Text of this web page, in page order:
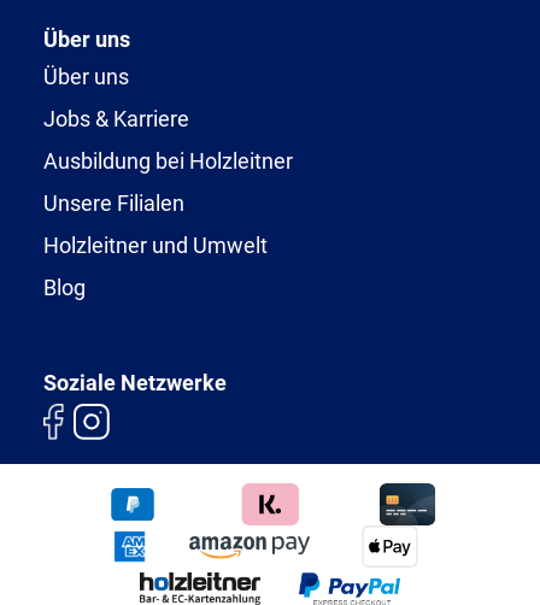
Über uns
Über uns
Jobs & Karriere
Ausbildung bei Holzleitner
Unsere Filialen
Holzleitner und Umwelt
Blog
Soziale Netzwerke